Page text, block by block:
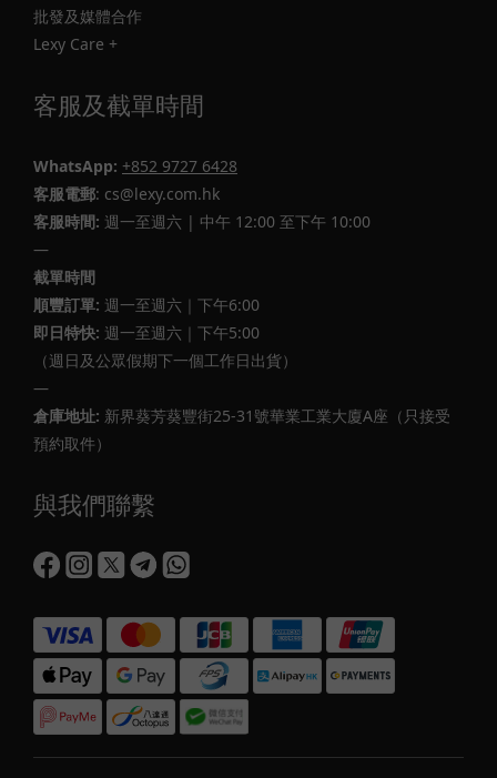
批發及媒體合作
Lexy Care +
客服及截單時間
WhatsApp: +852 9727 6428
客服電郵: cs@lexy.com.hk
客服時間: 週一至週六 | 中午 12:00 至下午 10:00
—
截單時間
順豐訂單: 週一至週六｜下午6:00
即日特快: 週一至週六｜下午5:00
（週日及公眾假期下一個工作日出貨）
—
倉庫地址: 新界葵芳葵豐街25-31號華業工業大廈A座（只接受
預約取件）
與我們聯繫